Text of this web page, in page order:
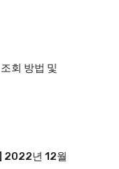
회 방법 및
2022년 12월